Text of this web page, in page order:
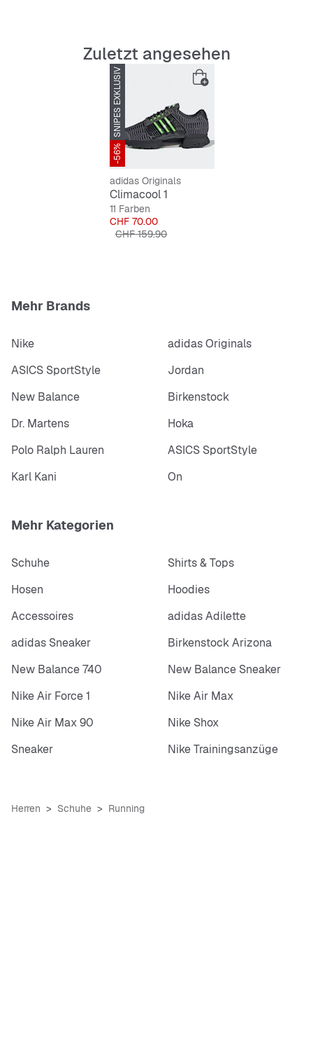
angenehm frisch.
Reguläre Passform
Obermaterial aus Textil
Zuletzt angesehen
SNIPES EXKLUSIV
-56%
adidas Originals
Climacool 1
11 Farben
Preis
CHF 70.00
Originalpreis
CHF 159.90
Mehr Brands
Nike
adidas Originals
ASICS SportStyle
Jordan
New Balance
Birkenstock
Dr. Martens
Hoka
Polo Ralph Lauren
ASICS SportStyle
Karl Kani
On
Mehr Kategorien
Schuhe
Shirts & Tops
Hosen
Hoodies
Accessoires
adidas Adilette
adidas Sneaker
Birkenstock Arizona
New Balance 740
New Balance Sneaker
Nike Air Force 1
Nike Air Max
Nike Air Max 90
Nike Shox
Sneaker
Nike Trainingsanzüge
Herren Schuhe Running